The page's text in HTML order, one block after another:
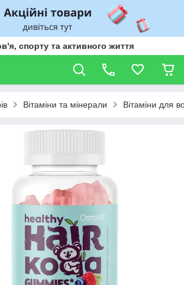
спорту та активного життя
Вітаміни та мінерали Вітаміни для